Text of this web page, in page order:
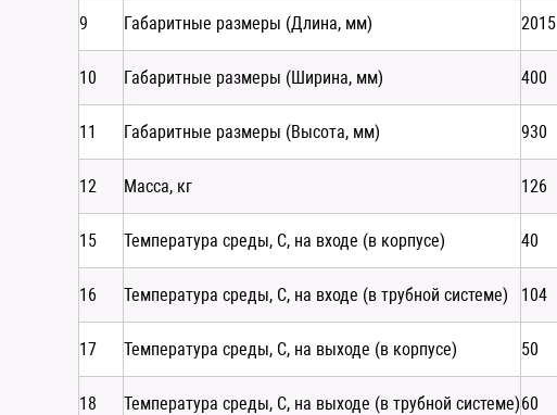
9 Габаритные размеры (Длина, мм) 2015
10 Габаритные размеры (Ширина, мм) 400
11 Габаритные размеры (Высота, мм) 930
12 Масса, кг 126
15 Температура среды, С, на входе (в корпусе) 40
16 Температура среды, С, на входе (в трубной системе) 104
17 Температура среды, С, на выходе (в корпусе) 50
18 Температура среды, С, на выходе (в трубной системе)60